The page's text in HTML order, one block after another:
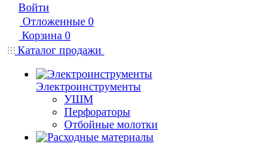
Войти
Отложенные 0
Корзина 0
Каталог продажи
Электроинструменты
УШМ
Перфораторы
Отбойные молотки